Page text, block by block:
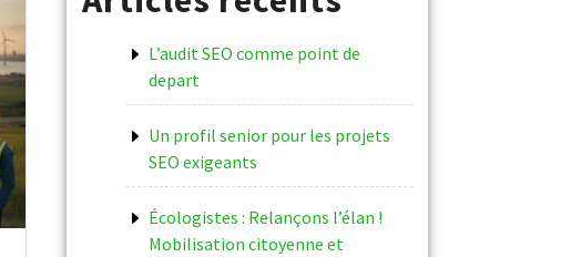
L’audit SEO comme point de
depart
Un profil senior pour les projets
SEO exigeants
Écologistes : Relançons l’élan !
Mobilisation citoyenne et